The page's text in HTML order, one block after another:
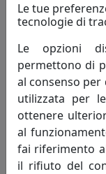
TAVOLINO
CORTEN,
IPlex
Le tue
tecnologie di
Le opzioni
permettono di
al consenso
utilizzata per
ottenere
al
fai riferimento
il rifiuto del